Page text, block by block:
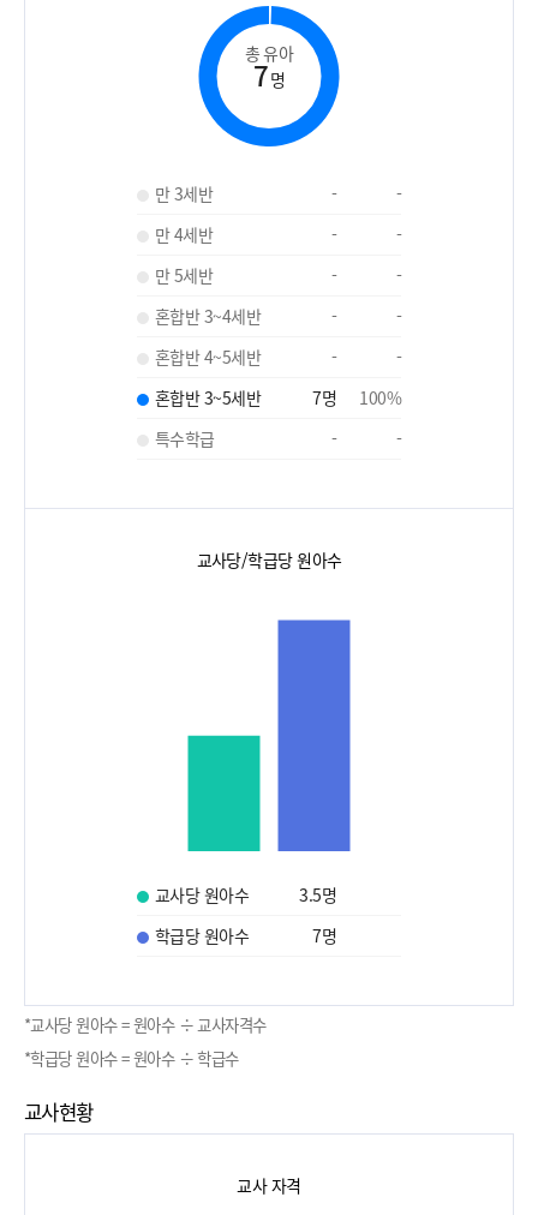
총 유아
7명
만 3세반 -
-
만 4세반
-
-
만 5세반
-
-
혼합반 3~4세반
-
-
혼합반 4~5세반
-
-
혼합반 3~5세반
7명 100%
특수학급
- -
교사당/학급당 원아수
교사당 원아수 3.5명
학급당 원아수
7명
*교사당 원아수 = 원아수 ÷ 교사자격수
*학급당 원아수 = 원아수 ÷ 학급수
교사현황
교사 자격